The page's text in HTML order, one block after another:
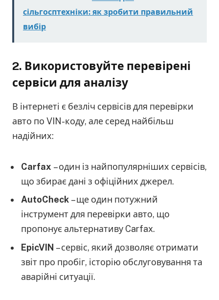
сільгосптехніки: як зробити правильний
вибір
2. Використовуйте перевірені
сервіси для аналізу
В інтернеті є безліч сервісів для перевірки
авто по VIN-коду, але серед найбільш
надійних:
Carfax – один із найпопулярніших сервісів,
що збирає дані з офіційних джерел.
AutoCheck – ще один потужний
інструмент для перевірки авто, що
пропонує альтернативу Carfax.
EpicVIN – сервіс, який дозволяє отримати
звіт про пробіг, історію обслуговування та
аварійні ситуації.